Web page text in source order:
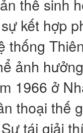
thể sinh
kết hợp
thống
ảnh
1966 ở
thoại thế
tái giải